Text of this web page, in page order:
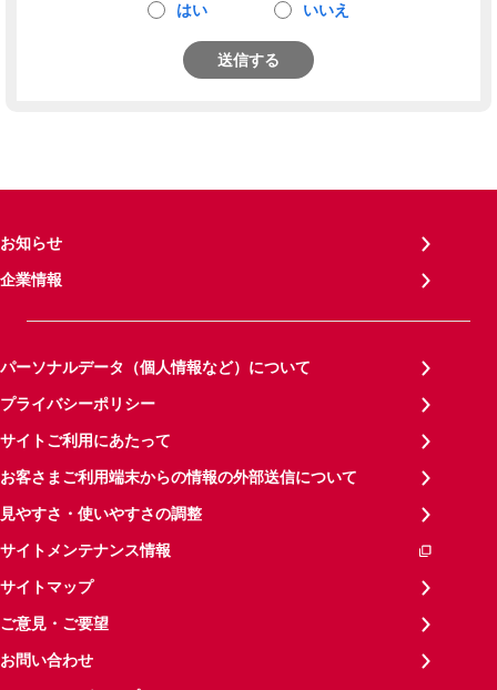
はい いいえ
送信する
お知らせ
企業情報
パーソナルデータ（個人情報など）について
プライバシーポリシー
サイトご利用にあたって
お客さまご利用端末からの情報の外部送信について
見やすさ・使いやすさの調整
サイトメンテナンス情報
サイトマップ
ご意見・ご要望
お問い合わせ